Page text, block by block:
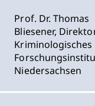
Prof. Dr. Thomas
Bliesener,
Kriminologisches
Niedersachsen